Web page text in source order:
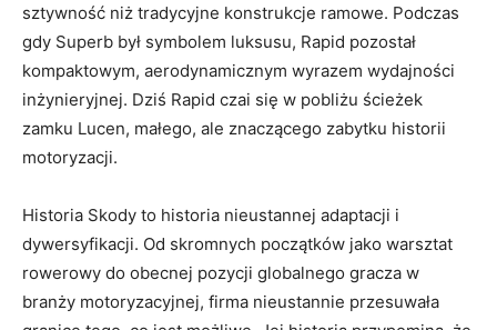
sztywność niż tradycyjne konstrukcje ramowe. Podczas
gdy Superb był symbolem luksusu, Rapid pozostał
kompaktowym, aerodynamicznym wyrazem wydajności
inżynieryjnej. Dziś Rapid czai się w pobliżu ścieżek
zamku Lucen, małego, ale znaczącego zabytku historii
motoryzacji.
Historia Skody to historia nieustannej adaptacji i
dywersyfikacji. Od skromnych początków jako warsztat
rowerowy do obecnej pozycji globalnego gracza w
branży motoryzacyjnej, firma nieustannie przesuwała